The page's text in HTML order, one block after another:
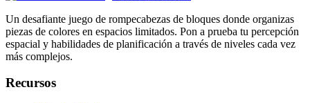
Un desafiante juego de rompecabezas de bloques donde organizas
piezas de colores en espacios limitados. Pon a prueba tu percepción
espacial y habilidades de planificación a través de niveles cada vez
más complejos.
Recursos